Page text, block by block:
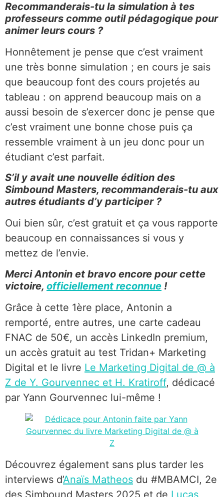
Recommanderais-tu la simulation à tes
professeurs comme outil pédagogique pour
animer leurs cours ?
Honnêtement je pense que c’est vraiment
une très bonne simulation ; en cours je sais
que beaucoup font des cours projetés au
tableau : on apprend beaucoup mais on a
aussi besoin de s’exercer donc je pense que
c’est vraiment une bonne chose puis ça
ressemble vraiment à un jeu donc pour un
étudiant c’est parfait.
S’il y avait une nouvelle édition des
Simbound Masters, recommanderais-tu aux
autres étudiants d’y participer ?
Oui bien sûr, c’est gratuit et ça vous rapporte
beaucoup en connaissances si vous y
mettez de l’envie.
Merci Antonin et bravo encore pour cette
victoire, officiellement reconnue !
Grâce à cette 1ère place, Antonin a
remporté, entre autres, une carte cadeau
FNAC de 50€, un accès LinkedIn premium,
un accès gratuit au test Tridan+ Marketing
Digital et le livre Le Marketing Digital de @ à
Z de Y. Gourvennec et H. Kratiroff, dédicacé
par Yann Gourvennec lui-même !
Découvrez également sans plus tarder les
interviews d’Anaïs Matheos du #MBAMCI, 2e
des Simbound Masters 2025 et de Lucas